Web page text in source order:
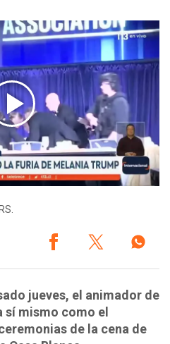
jueves, el animador de
mismo como el
de la cena de